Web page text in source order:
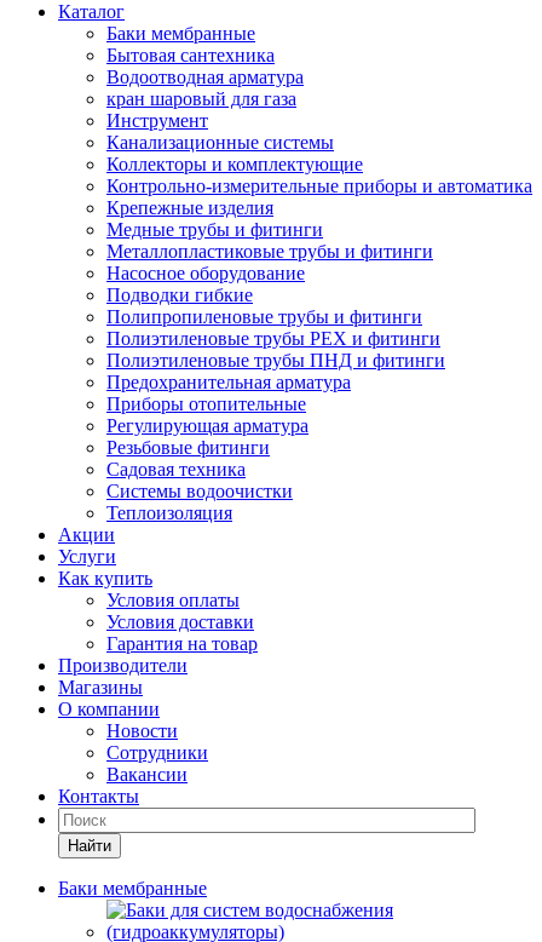
Каталог
Баки мембранные
Бытовая сантехника
Водоотводная арматура
кран шаровый для газа
Инструмент
Канализационные системы
Коллекторы и комплектующие
Контрольно-измерительные приборы и автоматика
Крепежные изделия
Медные трубы и фитинги
Металлопластиковые трубы и фитинги
Насосное оборудование
Подводки гибкие
Полипропиленовые трубы и фитинги
Полиэтиленовые трубы PEX и фитинги
Полиэтиленовые трубы ПНД и фитинги
Предохранительная арматура
Приборы отопительные
Регулирующая арматура
Резьбовые фитинги
Садовая техника
Системы водоочистки
Теплоизоляция
Акции
Услуги
Как купить
Условия оплаты
Условия доставки
Гарантия на товар
Производители
Магазины
О компании
Новости
Сотрудники
Вакансии
Контакты
Найти
Баки мембранные